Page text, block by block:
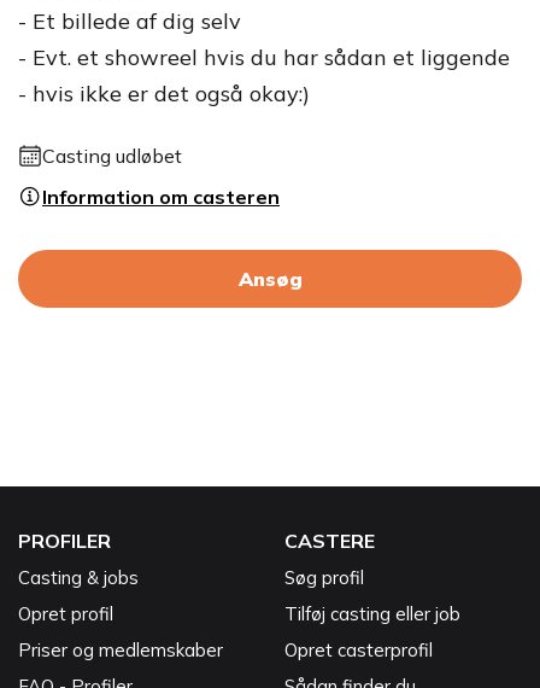
- Et billede af dig selv
- Evt. et showreel hvis du har sådan et liggende
- hvis ikke er det også okay:)
Casting udløbet
Information om casteren
Ansøg
PROFILER
Casting & jobs
Opret profil
Priser og medlemskaber
CASTERE
Søg profil
Tilføj casting eller job
Opret casterprofil